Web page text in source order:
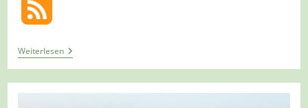
WeiterlesenTour
754
–
Neanderlandsteig
8/17